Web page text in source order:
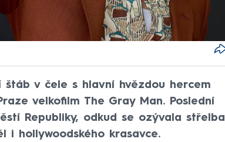
v čele s hlavní hvězdou hercem
velkofilm The Gray Man. Poslední
Republiky, odkud se ozývala střelba
i hollywoodského krasavce.